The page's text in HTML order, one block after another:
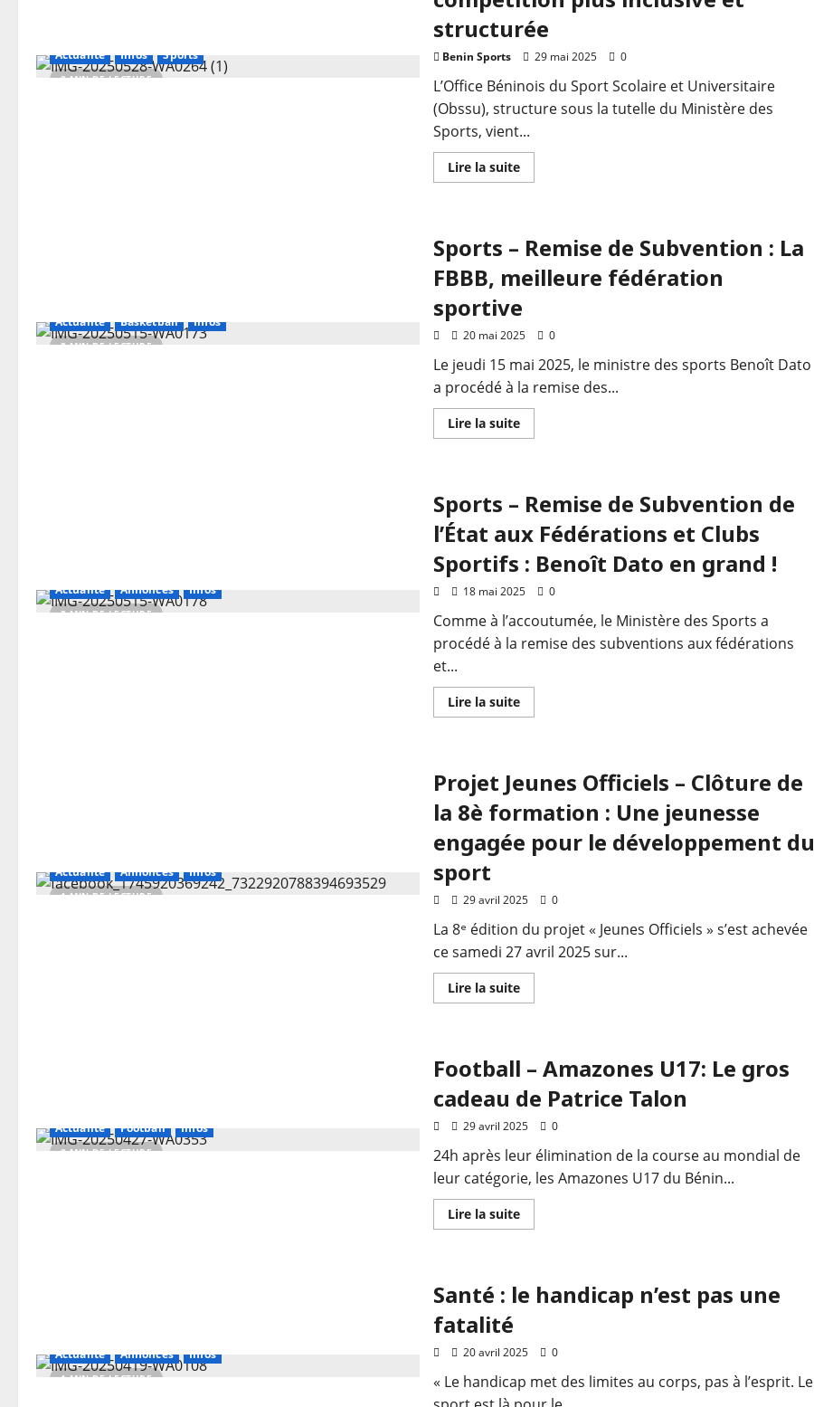
2 MIN DE LECTURE
Actualité Infos Sports
structurée
Benin Sports 29 mai 2025 0
L’Office Béninois du Sport Scolaire et Universitaire
(Obssu), structure sous la tutelle du Ministère des
Sports, vient...
Lire la suite
2 MIN DE LECTURE
Actualité Basketball Infos
Sports – Remise de Subvention : La
FBBB, meilleure fédération
sportive
20 mai 2025 0
Le jeudi 15 mai 2025, le ministre des sports Benoît Dato
a procédé à la remise des...
Lire la suite
2 MIN DE LECTURE
Actualité Annonces Infos
Sports – Remise de Subvention de
l’État aux Fédérations et Clubs
Sportifs : Benoît Dato en grand !
18 mai 2025 0
Comme à l’accoutumée, le Ministère des Sports a
procédé à la remise des subventions aux fédérations
et...
Lire la suite
1 MIN DE LECTURE
Actualité Annonces Infos
Projet Jeunes Officiels – Clôture de
la 8è formation : Une jeunesse
engagée pour le développement du
sport
29 avril 2025 0
La 8ᵉ édition du projet « Jeunes Officiels » s’est achevée
ce samedi 27 avril 2025 sur...
Lire la suite
2 MIN DE LECTURE
Actualité Football Infos
Football – Amazones U17: Le gros
cadeau de Patrice Talon
29 avril 2025 0
24h après leur élimination de la course au mondial de
leur catégorie, les Amazones U17 du Bénin...
Lire la suite
1 MIN DE LECTURE
Actualité Annonces Infos
Santé : le handicap n’est pas une
fatalité
20 avril 2025 0
« Le handicap met des limites au corps, pas à l’esprit. Le